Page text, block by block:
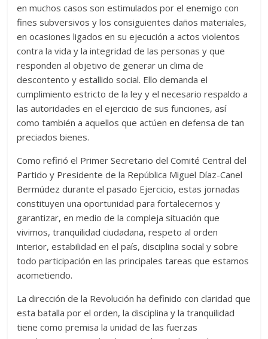
en muchos casos son estimulados por el enemigo con
fines subversivos y los consiguientes daños materiales,
en ocasiones ligados en su ejecución a actos violentos
contra la vida y la integridad de las personas y que
responden al objetivo de generar un clima de
descontento y estallido social. Ello demanda el
cumplimiento estricto de la ley y el necesario respaldo a
las autoridades en el ejercicio de sus funciones, así
como también a aquellos que actúen en defensa de tan
preciados bienes.
Como refirió el Primer Secretario del Comité Central del
Partido y Presidente de la República Miguel Díaz-Canel
Bermúdez durante el pasado Ejercicio, estas jornadas
constituyen una oportunidad para fortalecernos y
garantizar, en medio de la compleja situación que
vivimos, tranquilidad ciudadana, respeto al orden
interior, estabilidad en el país, disciplina social y sobre
todo participación en las principales tareas que estamos
acometiendo.
La dirección de la Revolución ha definido con claridad que
esta batalla por el orden, la disciplina y la tranquilidad
tiene como premisa la unidad de las fuerzas